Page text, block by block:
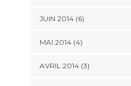
JUIN 2014(6)
MAI 2014(4)
AVRIL 2014(3)